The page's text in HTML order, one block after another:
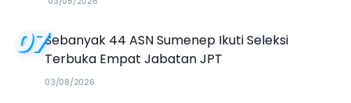
07Sebanyak 44 ASN Sumenep Ikuti Seleksi
Terbuka Empat Jabatan JPT
03/08/2026